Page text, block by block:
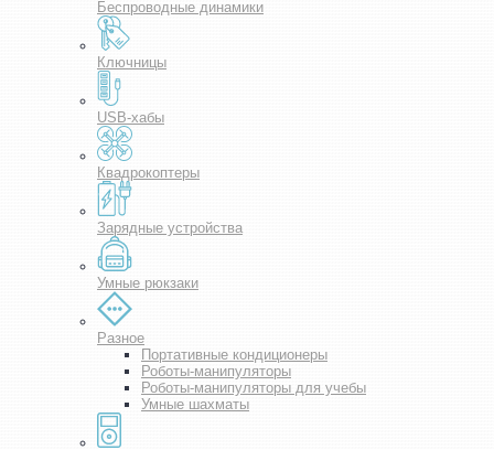
Беспроводные динамики
Ключницы
USB-хабы
Квадрокоптеры
Зарядные устройства
Умные рюкзаки
Разное
Портативные кондиционеры
Роботы-манипуляторы
Роботы-манипуляторы для учебы
Умные шахматы